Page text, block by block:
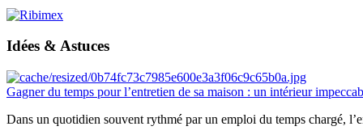
Idées & Astuces
Gagner du temps pour l’entretien de sa maison : un intérieur
Dans un quotidien souvent rythmé par un emploi du temps chargé,